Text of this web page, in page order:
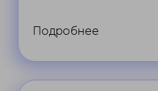
Подробнее